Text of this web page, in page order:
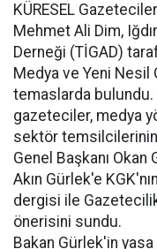
KÜRESEL
Mehmet Ali Dim,
Derneği (TİGAD)
Medya ve Yeni Nesil
temaslarda bulundu.
gazeteciler, medya
sektör temsilcilerinin
Genel Başkanı
Akın Gürlek'e
dergisi ile
önerisini sundu.
Bakan Gürlek'in yasa